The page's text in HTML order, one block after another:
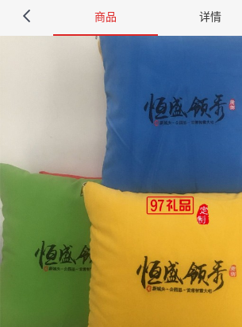
商品 详情